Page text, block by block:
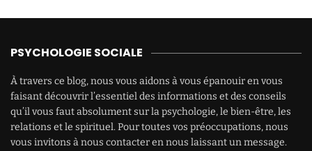
PSYCHOLOGIE SOCIALE
À travers ce blog, nous vous aidons à vous épanouir en vous
faisant découvrir l’essentiel des informations et des conseils
qu’il vous faut absolument sur la psychologie, le bien-être, les
relations et le spirituel. Pour toutes vos préoccupations, nous
vous invitons à nous contacter en nous laissant un message.